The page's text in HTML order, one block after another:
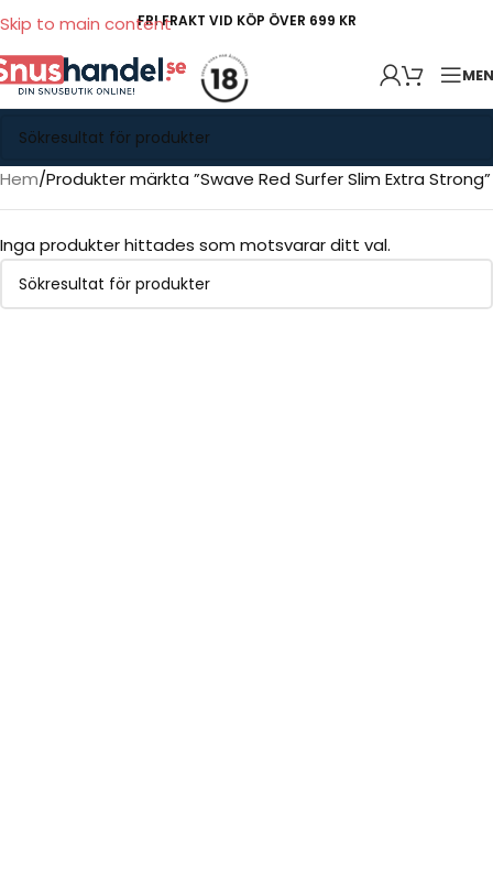
Skip to main contentFRI FRAKT VID KÖP ÖVER 699 KR
Hem Produkter märkta ”Swave Red Surfer Slim Extra Strong”
Inga produkter hittades som motsvarar ditt val.